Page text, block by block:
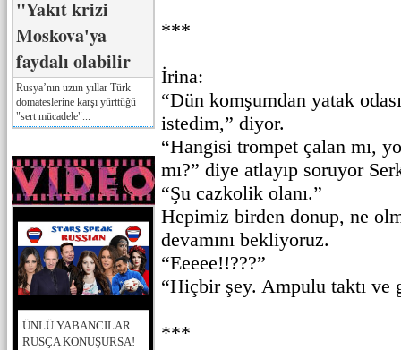
"Yakıt krizi
Moskova'ya
faydalı olabilir
Rusya’nın uzun yıllar Türk
domateslerine karşı yürttüğü
"sert mücadele"...
ÜNLÜ YABANCILAR
RUSÇA KONUŞURSA!
***
İrina:
“Dün komşumdan yatak
istedim,” diyor.
“Hangisi trompet çalan mı,
mı?” diye atlayıp soruyor
“Şu cazkolik olanı.”
Hepimiz birden donup, ne
devamını bekliyoruz.
“Eeeee!!???”
“Hiçbir şey. Ampulu taktı
***